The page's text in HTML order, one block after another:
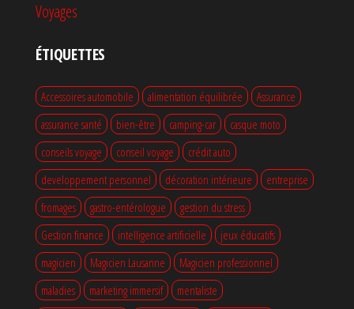
Voyages
ÉTIQUETTES
Accessoires automobile alimentation équilibrée
Assurance
assurance santé
bien-être camping-car
casque moto
conseils voyage
conseil voyage
crédit auto
developpement personnel
décoration intérieure
entreprise
fromages
gastro-entérologue
gestion du stress
Gestion finance
intelligence artificielle
jeux éducatifs
magicien
Magicien Lausanne
Magicien professionnel
maladies
marketing immersif
mentaliste